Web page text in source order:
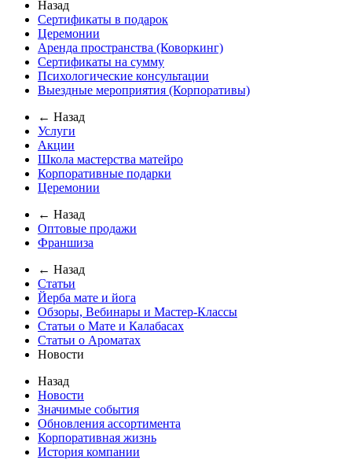
Назад
Сертификаты в подарок
Церемонии
Аренда пространства (Коворкинг)
Сертификаты на сумму
Психологические консультации
Выездные мероприятия (Корпоративы)
← Назад
Услуги
Акции
Школа мастерства матейро
Корпоративные подарки
Церемонии
← Назад
Оптовые продажи
Франшиза
← Назад
Статьи
Йерба мате и йога
Обзоры, Вебинары и Мастер-Классы
Статьи о Мате и Калабасах
Статьи о Ароматах
Новости
Назад
Новости
Значимые события
Обновления ассортимента
Корпоративная жизнь
История компании